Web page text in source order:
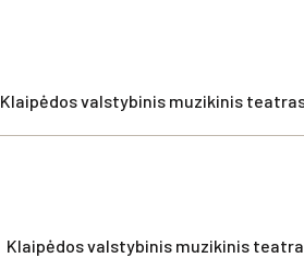
Klaipėdos valstybinis muzikinis
Klaipėdos valstybinis muzikinis